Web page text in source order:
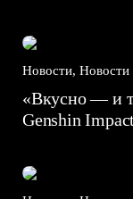
Новости,
«Вкусно — и
Genshin